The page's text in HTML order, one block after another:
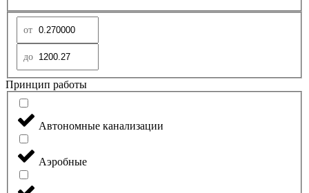
Принцип работы
Автономные канализации
Аэробные